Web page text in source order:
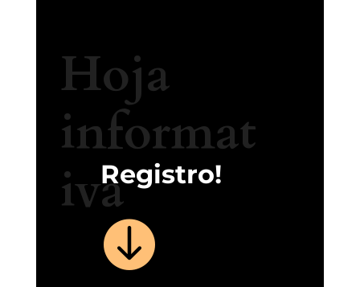
Hoja
informat
ivaRegistro!
